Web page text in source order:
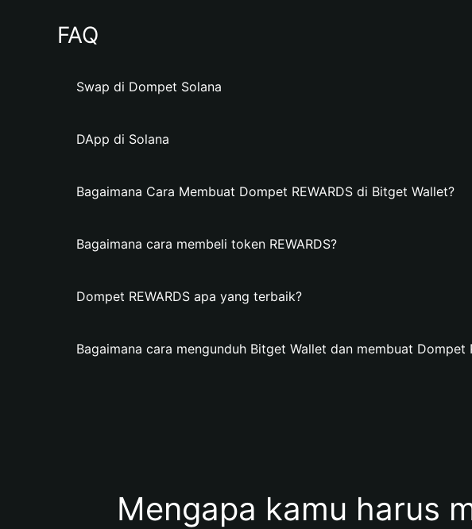
FAQ
Swap di Dompet Solana
DApp di Solana
Bagaimana Cara Membuat Dompet REWARDS di Bitget Wallet?
Bagaimana cara membeli token REWARDS?
Dompet REWARDS apa yang terbaik?
Bagaimana cara mengunduh Bitget Wallet dan membuat Dompet
Mengapa kamu harus